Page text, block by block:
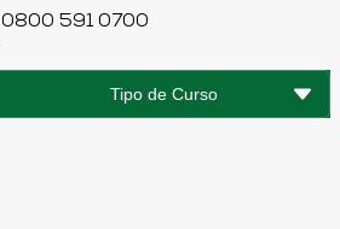
0800 591 0700